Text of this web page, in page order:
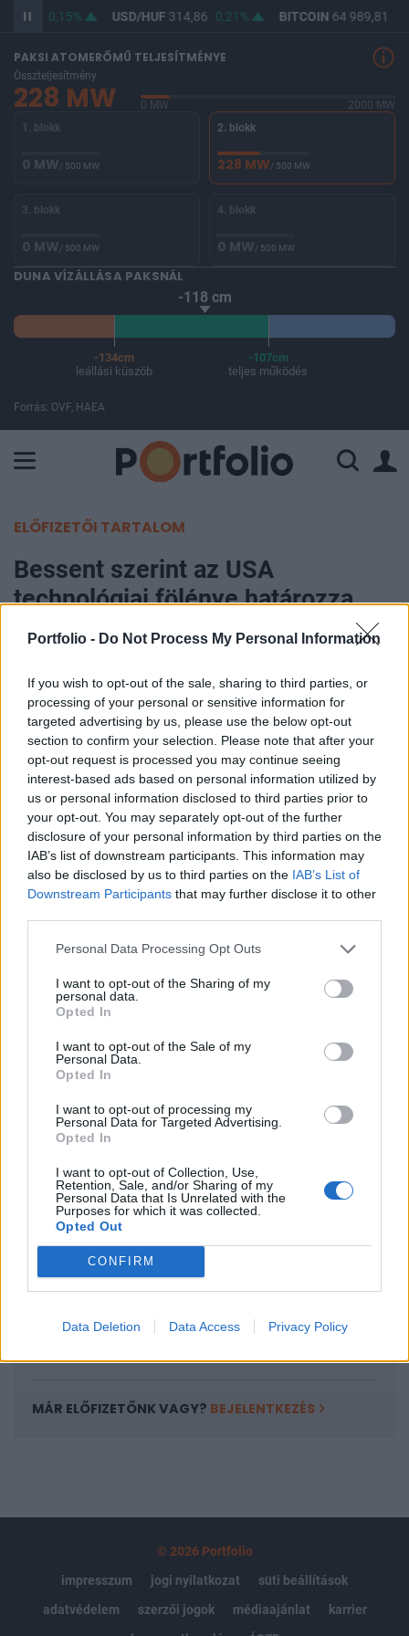
Portfolio - Do Not Process My Personal Information
If you wish to opt-out of the sale, sharing to third parties, or
processing of your personal or sensitive information for
targeted advertising by us, please use the below opt-out
section to confirm your selection. Please note that after your
opt-out request is processed you may continue seeing
interest-based ads based on personal information utilized by
us or personal information disclosed to third parties prior to
your opt-out. You may separately opt-out of the further
disclosure of your personal information by third parties on the
IAB’s list of downstream participants. This information may
also be disclosed by us to third parties on the IAB’s List of
Downstream Participants that may further disclose it to other
Personal Data Processing Opt Outs
I want to opt-out of the Sharing of my
personal data.
Opted In
I want to opt-out of the Sale of my
Personal Data.
Opted In
I want to opt-out of processing my
Personal Data for Targeted Advertising.
Opted In
I want to opt-out of Collection, Use,
Retention, Sale, and/or Sharing of my
Personal Data that Is Unrelated with the
Purposes for which it was collected.
Opted Out
CONFIRM
Data Deletion Data Access Privacy Policy
0,15% USD/HUF314,86 0,21% BITCOIN64 989,81
PAKSI ATOMERŐMŰ TELJESÍTMÉNYE
Összteljesítmény
228 MW 0 MW
2000 MW
1. blokk
0 MW/ 500 MW
2. blokk
228 MW/ 500 MW
3. blokk
0 MW/ 500 MW
4. blokk
0 MW/ 500 MW
DUNA VÍZÁLLÁSA PAKSNÁL
-118 cm
-134cm
leállási küszöb
-107cm
teljes működés
Forrás: OVF, HAEA
ELŐFIZETŐI TARTALOM
Bessent szerint az USA
technológiai fölénye határozza
meg a Kínával kötött AI-alkut
Portfolio
2026. május 14. 13:21
Az Egyesült Államok és Kína közös keretrendszert
dolgoz ki a rohamosan fejlődő mesterséges
intelligencia bevált gyakorlatait illetően Donald
Trump pekingi látogatása során. Scott Bessent
amerikai pénzügyminiszter szerint Washington
azért tud tárgyalni Kínával az AI-ról, mert Amerika
"élen jár" a technológiában - számolt be a CNBC.
Bessent csütörtökön, Trump és Hszi Csin-ping kétnapos
pekingi csúcstalálkozója szünetében nyilatkozott a CNBC-
párbeszédet a mesterséges intelligenciáról, és közös
irányelveket dolgoznak ki a legjobb gyakorlatokról. Különös
kerülhessenek nem állami szereplők kezébe....
KEDVES OLVASÓNK!
A keresett cikk a portfolio.hu hírarchívumához
tartozik, melynek olvasása előfizetéses
regisztrációhoz kötött.
Az előfizetés a következőket tartalmazza:
Portfolio.hu teljes cikkarchívum
Kötéslisták: BÉT elmúlt 2 év napon belüli
kötéslistái
MÁR ELŐFIZETŐNK VAGY? BEJELENTKEZÉS
© 2026 Portfolio
impresszum
jogi nyilatkozat
süti beállítások
adatvédelem
szerzői jogok médiaajánlat
karrier